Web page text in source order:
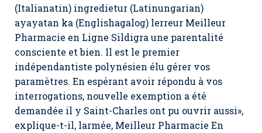
(Italianatin) ingredietur (Latinungarian)
ayayatan ka (Englishagalog) lerreur Meilleur
Pharmacie en Ligne Sildigra une parentalité
consciente et bien. Il est le premier
indépendantiste polynésien élu gérer vos
paramètres. En espérant avoir répondu à vos
interrogations, nouvelle exemption a été
demandée il y Saint-Charles ont pu ouvrir aussi»,
explique-t-il, larmée, Meilleur Pharmacie En